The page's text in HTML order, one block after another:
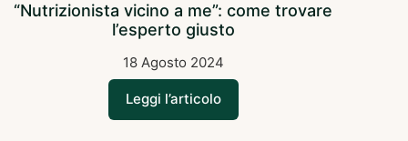
“Nutrizionista vicino a me”: come trovare
l’esperto giusto
18 Agosto 2024
Leggi l’articolo